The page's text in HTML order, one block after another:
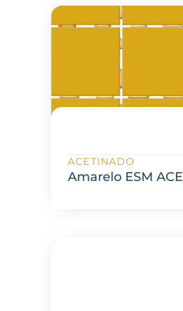
ACETINADO
Amarelo ESM